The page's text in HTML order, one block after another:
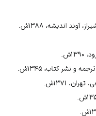
اندیشه، ۱۳۸۸ش.
و نشر کتاب، ۱۳۴۵ش.
۱۳۷۱ش.